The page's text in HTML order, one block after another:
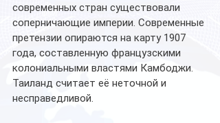
современных стран существовали
соперничающие империи. Современные
претензии опираются на карту 1907
года, составленную французскими
колониальными властями Камбоджи.
Таиланд считает её неточной и
несправедливой.